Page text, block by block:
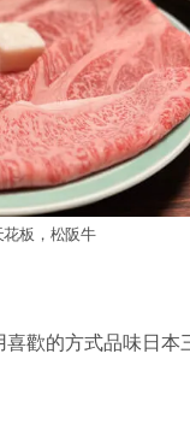
花板，松阪牛
歡的方式品味日本